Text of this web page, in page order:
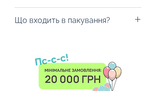
розміру замовлення.
Що входить в пакування?
доповнення, або обрати інші
можливі види пакування по
розміру.